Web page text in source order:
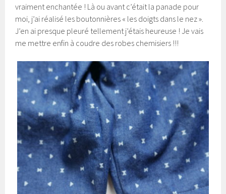
vraiment enchantée ! Là ou avant c’était la panade pour
moi, j’ai réalisé les boutonnières « les doigts dans le nez ».
J’en ai presque pleuré tellement j’étais heureuse ! Je vais
me mettre enfin à coudre des robes chemisiers !!!